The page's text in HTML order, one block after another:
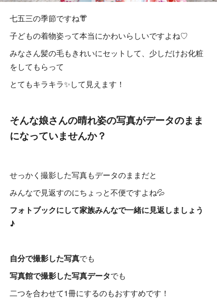
七五三の季節ですね👘
子どもの着物姿って本当にかわいらしいですよね♡
みなさん髪の毛もきれいにセットして、少しだけお化粧
をしてもらって
とてもキラキラ✨して見えます！
そんな娘さんの晴れ姿の写真がデータのまま
になっていませんか？
せっかく撮影した写真もデータのままだと
みんなで見返すのにちょっと不便ですよね💦
フォトブックにして家族みんなで一緒に見返しましょう
♪
自分で撮影した写真でも
写真館で撮影した写真データでも
二つを合わせて1冊にするのもおすすめです！